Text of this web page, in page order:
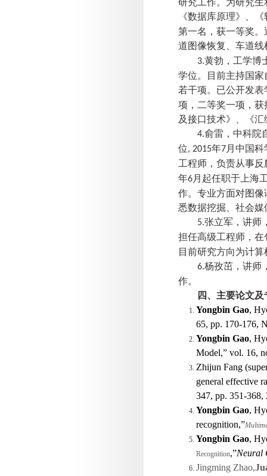
研究工作。为研究
《数据库原理》、
第一名，获一等奖
道图像恢复、车道
3.黄勃，工学博
学位。目前主持国
若干项。已公开发表
项，二等奖一项，
及接口技术》、《
4.俞雷，中科院
位, 2015年7月中国
工程师，负责从事
年6月起任职于上海
作。专业方面对图
悉数据挖掘、社会
5.张立军，讲师
担任高级工程师，在
目前研究方向为计算
6.杨孜茁，讲师
作。
四、主要论文
Yongbin Gao,
65, pp. 170-176,
Yongbin Gao,
Model,” vol. 16,
Zhijun Fang
general effective
347, pp. 351-368,
Yongbin Gao,
recognition,”
Yongbin Gao,
Recognition,”Neural
Jingming Zhao,